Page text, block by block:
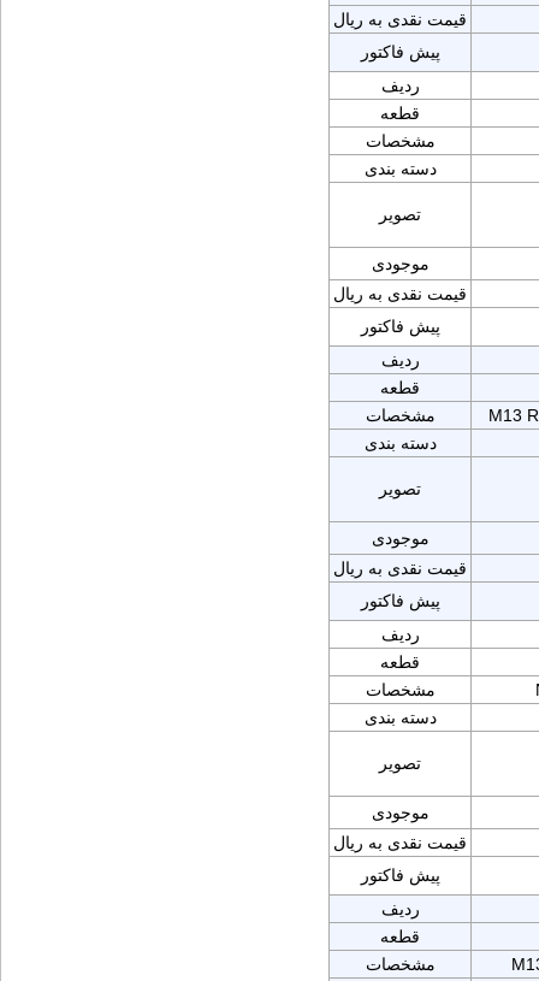
قیمت نقدی به ریال
پیش فاکتور
ردیف
قطعه
مشخصات
دسته بندی
تصویر
موجودی
قیمت نقدی به ریال
پیش فاکتور
ردیف
قطعه
مشخصات
M13
دسته بندی
تصویر
موجودی
قیمت نقدی به ریال
پیش فاکتور
ردیف
قطعه
مشخصات
دسته بندی
تصویر
موجودی
قیمت نقدی به ریال
پیش فاکتور
ردیف
قطعه
مشخصات